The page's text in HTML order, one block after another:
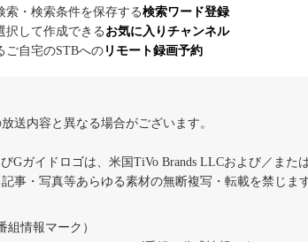
索・検索条件を保存する検索ワード登録
択して作成できるお気に入りチャンネル
ご自宅のSTBへの リモート録画予約
送内容と異なる場合がございます。
Gガイドロゴは、米国TiVo Brands LLCおよび／また
事・写真等あらゆる素材の無断複写・転載を禁じます
組情報マーク）